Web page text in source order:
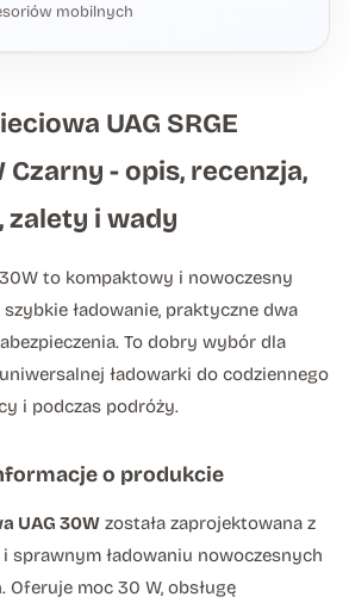
mobilnych
UAG SRGE
Czarny - opis, recenzja,
i wady
30W to kompaktowy i nowoczesny
ładowanie, praktyczne dwa
To dobry wybór dla
ładowarki do codziennego
i podczas podróży.
o produkcie
UAG 30W została zaprojektowana z
sprawnym ładowaniu nowoczesnych
Oferuje moc 30 W, obsługę